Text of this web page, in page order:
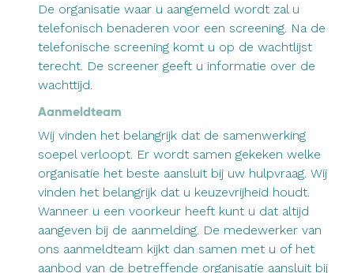
De organisatie waar u aangemeld wordt zal u
telefonisch benaderen voor een screening. Na de
telefonische screening komt u op de wachtlijst
terecht. De screener geeft u informatie over de
wachttijd.
Aanmeldteam
Wij vinden het belangrijk dat de samenwerking
soepel verloopt. Er wordt samen gekeken welke
organisatie het beste aansluit bij uw hulpvraag. Wij
vinden het belangrijk dat u keuzevrijheid houdt.
Wanneer u een voorkeur heeft kunt u dat altijd
aangeven bij de aanmelding. De medewerker van
ons aanmeldteam kijkt dan samen met u of het
aanbod van de betreffende organisatie aansluit bij